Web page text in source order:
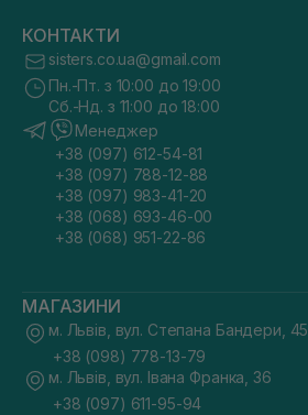
КОНТАКТИ
sisters.co.ua@gmail.com
Пн.-Пт. з 10:00 до 19:00
Сб.-Нд. з 11:00 до 18:00
Менеджер
+38 (097) 612-54-81
+38 (097) 788-12-88
+38 (097) 983-41-20
+38 (068) 693-46-00
+38 (068) 951-22-86
МАГАЗИНИ
м. Львів, вул. Степана Бандери, 45
+38 (098) 778-13-79
м. Львів, вул. Івана Франка, 36
+38 (097) 611-95-94